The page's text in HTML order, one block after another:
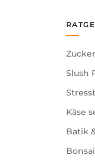
Slush
Käse
Batik